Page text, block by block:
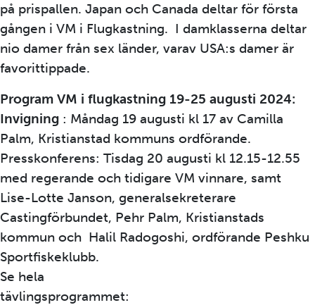
på prispallen. Japan och Canada deltar för första
gången i VM i Flugkastning. I damklasserna deltar
nio damer från sex länder, varav USA:s damer är
favorittippade.
Program VM i flugkastning 19-25 augusti 2024:
Invigning : Måndag 19 augusti kl 17 av Camilla
Palm, Kristianstad kommuns ordförande.
Presskonferens: Tisdag 20 augusti kl 12.15-12.55
med regerande och tidigare VM vinnare, samt
Lise-Lotte Janson, generalsekreterare
Castingförbundet, Pehr Palm, Kristianstads
kommun och Halil Radogoshi, ordförande Peshku
Sportfiskeklubb.
Se hela
tävlingsprogrammet: